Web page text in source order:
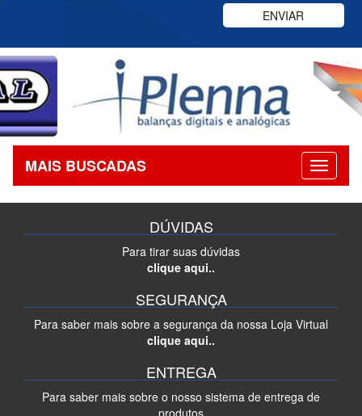
MAIS BUSCADAS
DÚVIDAS
Para tirar suas dúvidas
clique aqui..
SEGURANÇA
Para saber mais sobre a segurança da nossa Loja Virtual
clique aqui..
ENTREGA
Para saber mais sobre o nosso sistema de entrega de
produtos